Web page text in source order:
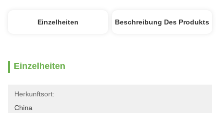
Einzelheiten Beschreibung Des Produkts
Einzelheiten
Herkunftsort:
China